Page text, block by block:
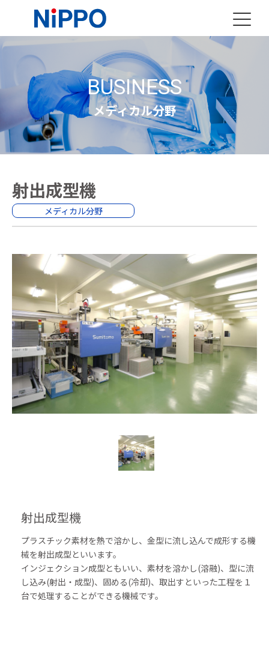
BUSINESS
メディカル分野
射出成型機
メディカル分野
射出成型機
プラスチック素材を熱で溶かし、金型に流し込んで成形する機
械を射出成型といいます。
インジェクション成型ともいい、素材を溶かし(溶融)、型に流
し込み(射出・成型)、固める(冷却)、取出すといった工程を１
台で処理することができる機械です。